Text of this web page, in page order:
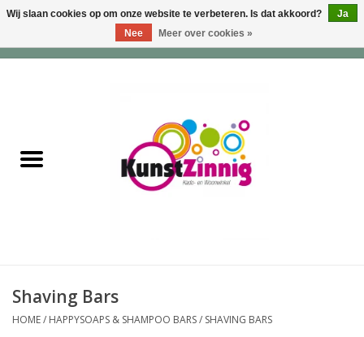
Wonen & Lifestyle
Tassen & Portemonnees
Shaving Bars
HOME/ HAPPYSOAPS & SHAMPOO BARS/ SHAVING BARS
Wij slaan cookies op om onze website te verbeteren. Is dat akkoord?
Ja
Nee
Meer over cookies »